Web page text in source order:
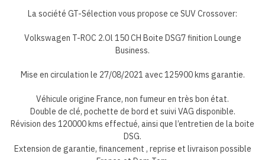
La société GT-Sélection vous propose ce SUV Crossover:
Volkswagen T-ROC 2.Ol 150 CH Boite DSG7 finition Lounge
Business.
Mise en circulation le 27/08/2021 avec 125900 kms garantie.
Véhicule origine France, non fumeur en très bon état.
Double de clé, pochette de bord et suivi VAG disponible.
Révision des 120000 kms effectué, ainsi que l’entretien de la boite
DSG.
Extension de garantie, financement , reprise et livraison possible